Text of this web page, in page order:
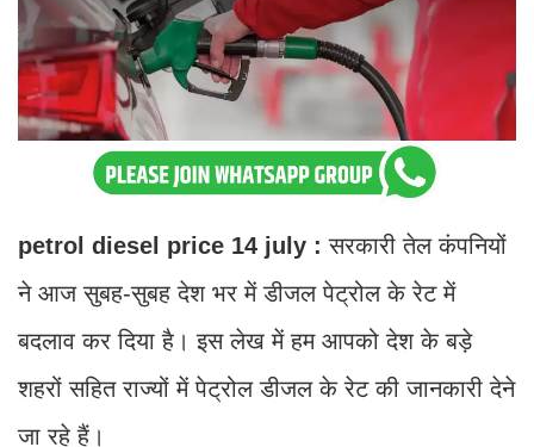
petrol diesel price 14 july : सरकारी तेल कंपनियों
ने आज सुबह-सुबह देश भर में डीजल पेट्रोल के रेट में
बदलाव कर दिया है। इस लेख में हम आपको देश के बड़े
शहरों सहित राज्यों में पेट्रोल डीजल के रेट की जानकारी देने
जा रहे हैं।